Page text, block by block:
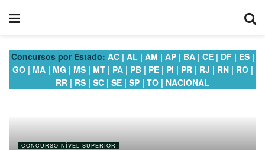
Concursos por Estado: AC| AL | AM | AP| BA| CE| DF| ES|
GO| MA| MG | MS| MT| PA| PB| PE| PI | PR| RJ | RN| RO|
RR | RS | SC | SE | SP | TO | NACIONAL
CONCURSO NÍVEL SUPERIOR